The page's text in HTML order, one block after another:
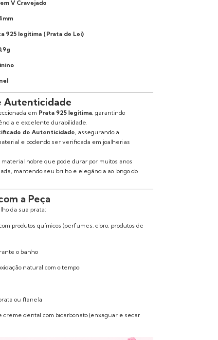
V Cravejado
925 legítima (Prata de Lei)
Autenticidade
em Prata 925 legítima, garantindo
e excelente durabilidade.
de Autenticidade, assegurando a
e podendo ser verificada em joalherias
material nobre que pode durar por muitos anos
mantendo seu brilho e elegância ao longo do
a Peça
da sua prata:
produtos químicos (perfumes, cloro, produtos de
o banho
natural com o tempo
ou flanela
creme dental com bicarbonato (enxaguar e secar